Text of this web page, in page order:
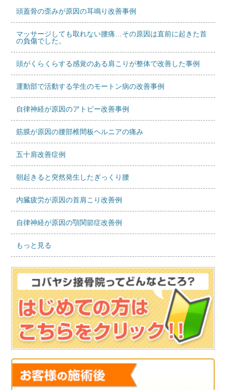
頭蓋骨の歪みが原因の耳鳴り改善事例
マッサージしても取れない腰痛…その原因は直前に起きた首
の負傷でした。
頭がくらくらする感覚のある肩こりが整体で改善した事例
運動部で活動する学生のモートン病の改善事例
自律神経が原因のアトピー改善事例
筋膜が原因の腰部椎間板ヘルニアの痛み
五十肩改善症例
朝起きると突然発生したぎっくり腰
内臓疲労が原因の首肩こり改善例
自律神経が原因の顎関節症改善例
もっと見る